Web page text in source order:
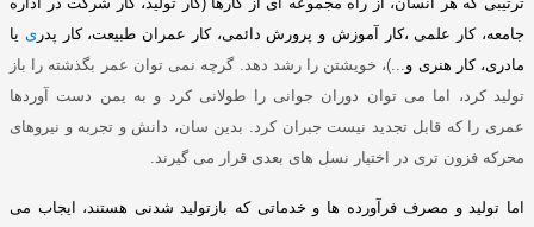
جامعه، کار علمی ،کار آموزش و پرورش دائمی، کار عمران طبیعت، کار پدری یا
مادری، کار هنری و ...)، خویشتن را رشد دهد .گرچه نمی توان عمر بگذشته را باز
تولید کرد، اما می توان دوران جوانی را طولانی کرد و به یمن دست آوردها
عمری را که قابل تجدید نیست جبران کرد
بدین سان، دانش و تجربه و نیروهای
محرکه فزون تری در اختیار نسل های بعدی قرار می گیرند
اما تولید و مصرف فرآورده ها و خدماتی که بازتولید شدنی هستند، ایجاب می